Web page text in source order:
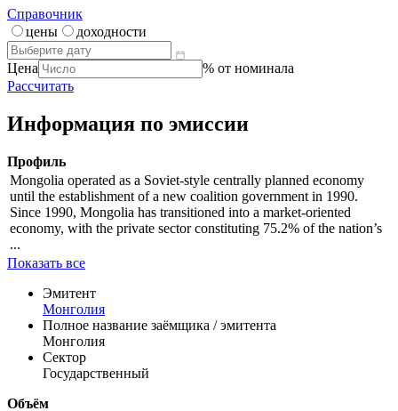
Калькулятор | Расчет от
калькулятор?
Справочник
цены
Цена
% от номинала
Информация по эмиссии
Профиль
Mongolia operated as a Soviet-style centrally planned economy
until the establishment of a new coalition government in 1990.
Since 1990, Mongolia has transitioned into a market-oriented
economy, with the private sector constituting 75.2% of the nation’s
Показать все
Эмитент
Монголия
Полное название заёмщика / эмитента
Монголия